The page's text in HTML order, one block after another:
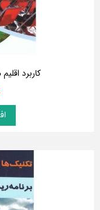
کاربرد